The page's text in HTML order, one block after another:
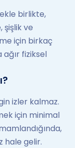
birlikte,
şişlik ve
için birkaç
fiziksel
izler kalmaz.
için minimal
hale gelir.